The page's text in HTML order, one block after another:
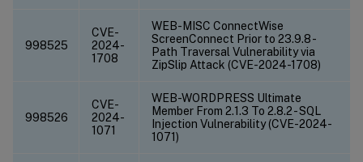
998525
CVE-
2024-
1708
WEB-MISC ConnectWise
ScreenConnect Prior to 23.9.8 -
Path Traversal Vulnerability via
ZipSlip Attack (CVE-2024-1708)
998526
CVE-
2024-
1071
WEB-WORDPRESS Ultimate
Member From 2.1.3 To 2.8.2 - SQL
Injection Vulnerability (CVE-2024-
1071)